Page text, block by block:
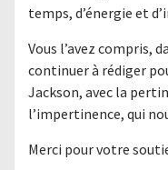
temps, d’énergie et
Vous l’avez compris,
continuer à rédiger
Jackson, avec la
l’impertinence, qui
Merci pour votre